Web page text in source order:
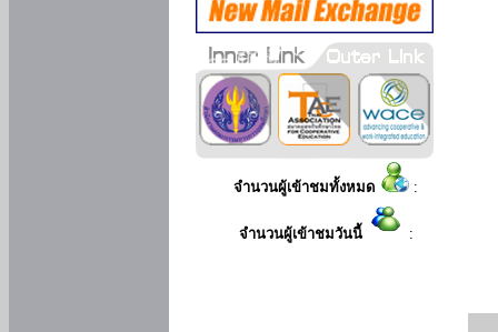
จำนวนผู้เข้าชมทั้งหมด :
จำนวนผู้เข้าชมวันนี้ :